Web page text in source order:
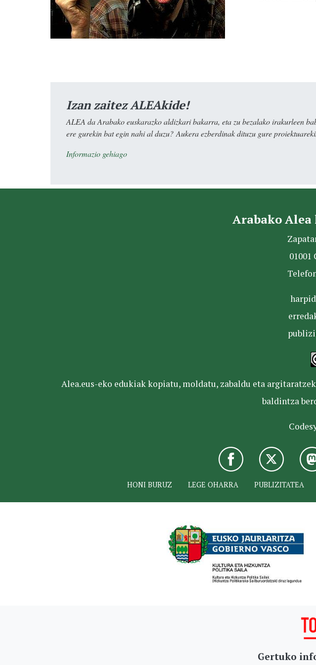
Izan zaitez ALEAkide!
ALEA da Arabako euskarazko aldizkari bakarra, eta zu bezalako irakurleen
ere gurekin bat egin nahi al duzu? Aukera ezberdinak dituzu gure
Informazio gehiago
Arabako
01001
Alea.eus-eko edukiak kopiatu, moldatu, zabaldu eta
baldintza
HONI BURUZ LEGE OHARRA PUBLIZITATEA
Gertuko